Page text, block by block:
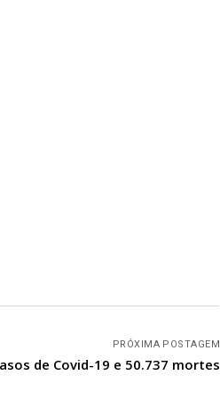
PRÓXIMA POSTAGEM
de Covid-19 e 50.737 mortes